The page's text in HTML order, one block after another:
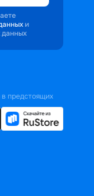
и
данных
предстоящих